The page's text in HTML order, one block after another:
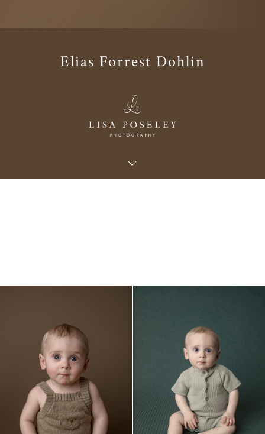
Elias Forrest Dohlin